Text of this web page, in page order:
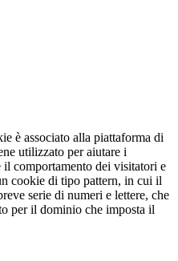
è associato alla piattaforma di
utilizzato per aiutare i
comportamento dei visitatori e
cookie di tipo pattern, in cui il
serie di numeri e lettere, che
per il dominio che imposta il